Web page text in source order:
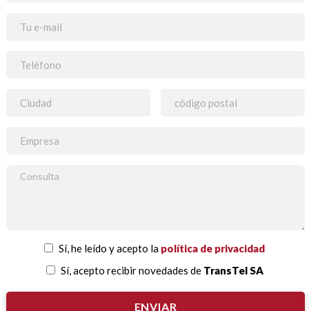
Sí, he leído y acepto la política de privacidad
Sí, acepto recibir novedades de TransTel SA